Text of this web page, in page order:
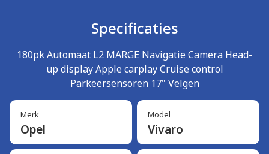
Specificaties
180pk Automaat L2 MARGE Navigatie Camera Head-
up display Apple carplay Cruise control
Parkeersensoren 17" Velgen
Merk
Opel
Model
Vivaro